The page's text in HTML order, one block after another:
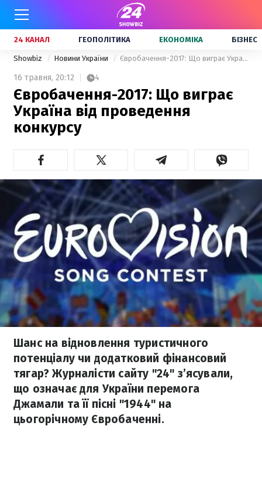
24 КАНАЛ ГЕОПОЛІТИКА ЕКОНОМІКА БІЗНЕС
Showbiz Новини України Євробачення-2017: Що виграє Україна від проведення конкурсу
16 травня, 20:12 4
Євробачення-2017: Що виграє
Україна від проведення
конкурсу
Шанс на відновлення туристичного
потенціалу чи додатковий фінансовий
тягар? Журналісти сайту "24" з’ясували,
що означає для України перемога
Джамали та її пісні "1944" на
цьогорічному Євробаченні.